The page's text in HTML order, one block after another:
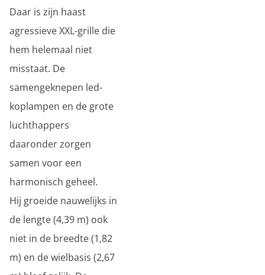
Daar is zijn haast
agressieve XXL-grille die
hem helemaal niet
misstaat. De
samengeknepen led-
koplampen en de grote
luchthappers
daaronder zorgen
samen voor een
harmonisch geheel.
Hij groeide nauwelijks in
de lengte (4,39 m) ook
niet in de breedte (1,82
m) en de wielbasis (2,67